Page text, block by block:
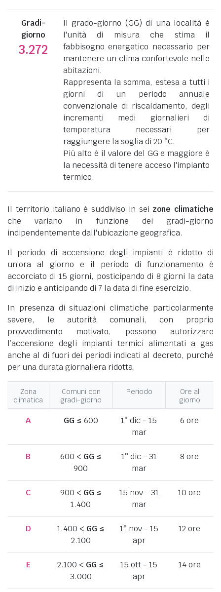
Gradi-
giorno
3.272
Il grado-giorno (GG) di una località è
l'unità di misura che stima il
fabbisogno energetico necessario per
mantenere un clima confortevole nelle
abitazioni.
Rappresenta la somma, estesa a tutti i
giorni di un periodo annuale
convenzionale di riscaldamento, degli
incrementi medi giornalieri di
temperatura necessari per
raggiungere la soglia di 20 °C.
Più alto è il valore del GG e maggiore è
la necessità di tenere acceso l'impianto
termico.
Il territorio italiano è suddiviso in sei zone climatiche
che variano in funzione dei gradi-giorno
indipendentemente dall'ubicazione geografica.
Il periodo di accensione degli impianti è ridotto di
un’ora al giorno e il periodo di funzionamento è
accorciato di 15 giorni, posticipando di 8 giorni la data
di inizio e anticipando di 7 la data di fine esercizio.
In presenza di situazioni climatiche particolarmente
severe, le autorità comunali, con proprio
provvedimento motivato, possono autorizzare
l’accensione degli impianti termici alimentati a gas
anche al di fuori dei periodi indicati al decreto, purché
per una durata giornaliera ridotta.
Zona
climatica
Comuni con
gradi-giorno
Periodo
Ore al
giorno
A GG ≤ 600
1° dic - 15
mar
6 ore
B 600 < GG ≤
900
1° dic - 31
mar
8 ore
C 900 < GG ≤
1.400
15 nov - 31
mar
10 ore
D 1.400 < GG ≤
2.100
1° nov - 15
apr
12 ore
E 2.100 < GG ≤
3.000
15 ott - 15
apr
14 ore